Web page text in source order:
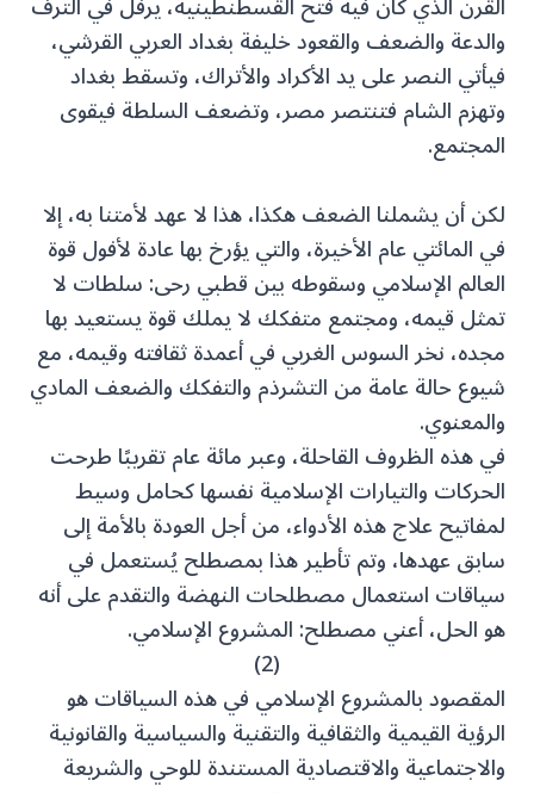
والدعة والضعف والقعود خليفة بغداد العربي القرشي،
فيأتي النصر على يد الأكراد والأتراك، وتسقط بغداد
وتهزم الشام فتنتصر مصر، وتضعف السلطة فيقوى
المجتمع.
لكن أن يشملنا الضعف هكذا، هذا لا عهد لأمتنا به، إلا
في المائتي عام الأخيرة، والتي يؤرخ بها عادة لأفول قوة
العالم الإسلامي وسقوطه بين قطبي رحى: سلطات لا
تمثل قيمه، ومجتمع متفكك لا يملك قوة يستعيد بها
مجده، نخر السوس الغربي في أعمدة ثقافته وقيمه، مع
شيوع حالة عامة من التشرذم والتفكك والضعف المادي
والمعنوي.
في هذه الظروف القاحلة، وعبر مائة عام تقريبًا طرحت
الحركات والتيارات الإسلامية نفسها كحامل وسيط
لمفاتيح علاج هذه الأدواء، من أجل العودة بالأمة إلى
سابق عهدها، وتم تأطير هذا بمصطلح يُستعمل في
سياقات استعمال مصطلحات النهضة والتقدم على أنه
هو الحل، أعني مصطلح: المشروع الإسلامي.
(2)
المقصود بالمشروع الإسلامي في هذه السياقات هو
الرؤية القيمية والثقافية والتقنية والسياسية والقانونية
والاجتماعية والاقتصادية المستندة للوحي والشريعة